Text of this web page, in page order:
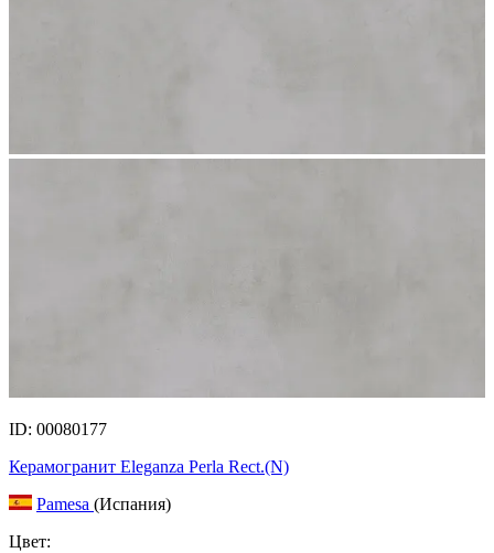
ID: 00080177
Керамогранит Eleganza Perla Rect.(N)
Pamesa (Испания)
Цвет: